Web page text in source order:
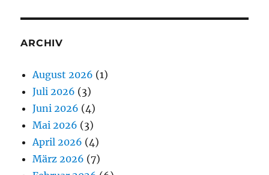
ARCHIV
August 2026 (1)
Juli 2026 (3)
Juni 2026 (4)
Mai 2026 (3)
April 2026 (4)
März 2026 (7)